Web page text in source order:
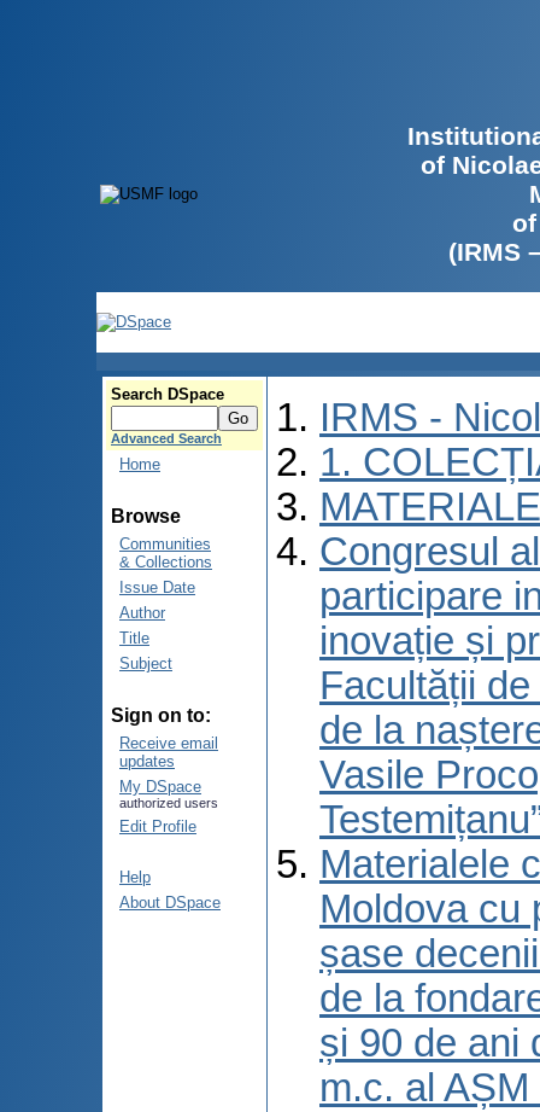
of
(IRMS
Search DSpace
Advanced Search
Home
Browse
Communities
& Collections
Issue Date
Author
Title
Subject
Sign on to:
Receive email
updates
My DSpace
authorized users
Edit Profile
Help
About DSpace
IRMS -
1.
Congresul
participare
inovație și
Facultății
de la
Vasile
Materialele
Moldova cu
șase
de la
și 90 de ani
m.c. al